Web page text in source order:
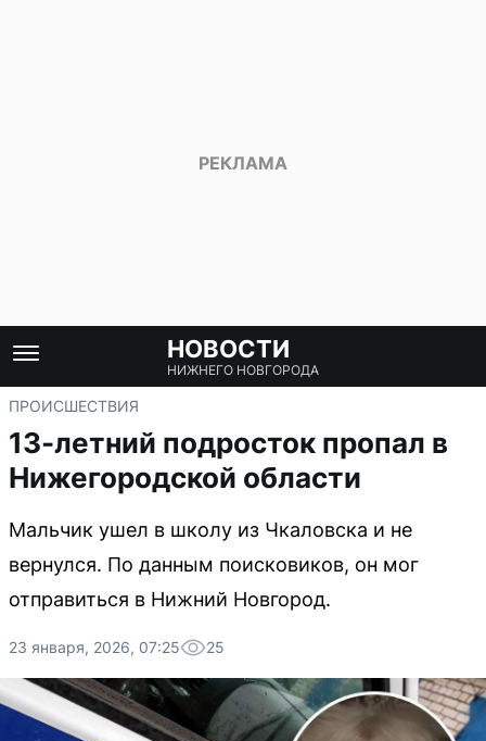
НОВОСТИ
НИЖНЕГО НОВГОРОДА
ПРОИСШЕСТВИЯ
13-летний подросток пропал в
Нижегородской области
Мальчик ушел в школу из Чкаловска и не
вернулся. По данным поисковиков, он мог
отправиться в Нижний Новгород.
23 января, 2026, 07:25 25